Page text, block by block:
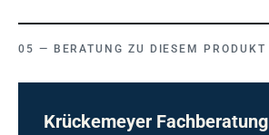
BERATUNG ZU DIESEM PRODUKT
Krückemeyer Fachberatung